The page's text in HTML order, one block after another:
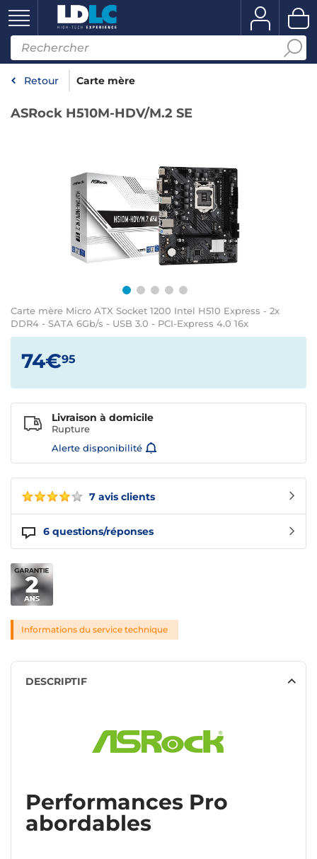
Retour Carte mère
ASRock H510M-HDV/M.2 SE
Carte mère Micro ATX Socket 1200 Intel H510 Express - 2x
DDR4 - SATA 6Gb/s - USB 3.0 - PCI-Express 4.0 16x
7 avis clients
6 questions/réponses
74€95
Livraison à domicile
Rupture
Alerte disponibilité
Informations du service technique
DESCRIPTIF
Performances Pro
abordables